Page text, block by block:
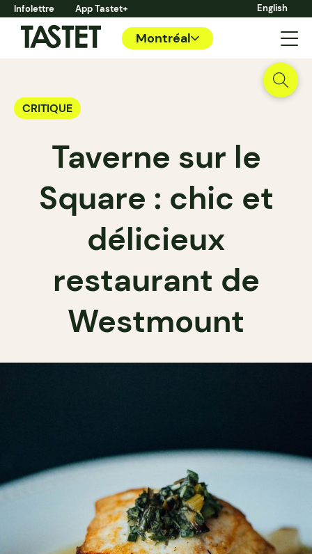
Infolettre App Tastet+ English
Montréal
CRITIQUE
Taverne sur le
Square : chic et
délicieux
restaurant de
Westmount